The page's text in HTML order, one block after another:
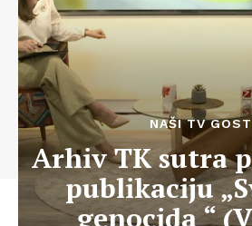
NAŠI TV
Arhiv TK sutra
publikaciju
genocida “